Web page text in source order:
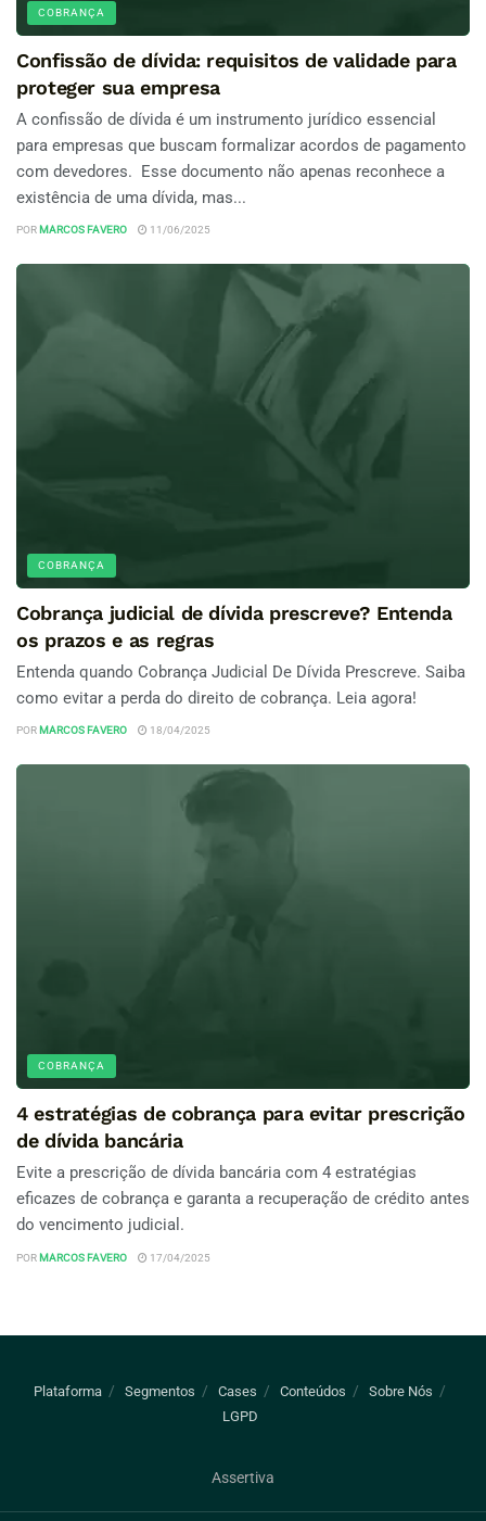
COBRANÇA
Confissão de dívida: requisitos de validade para
proteger sua empresa
A confissão de dívida é um instrumento jurídico essencial
para empresas que buscam formalizar acordos de pagamento
com devedores. Esse documento não apenas reconhece a
existência de uma dívida, mas...
POR MARCOS FAVERO 11/06/2025
COBRANÇA
Cobrança judicial de dívida prescreve? Entenda
os prazos e as regras
Entenda quando Cobrança Judicial De Dívida Prescreve. Saiba
como evitar a perda do direito de cobrança. Leia agora!
POR MARCOS FAVERO 18/04/2025
COBRANÇA
4 estratégias de cobrança para evitar prescrição
de dívida bancária
Evite a prescrição de dívida bancária com 4 estratégias
eficazes de cobrança e garanta a recuperação de crédito antes
do vencimento judicial.
POR MARCOS FAVERO 17/04/2025
Plataforma Segmentos Cases Conteúdos
Sobre Nós
LGPD
Assertiva